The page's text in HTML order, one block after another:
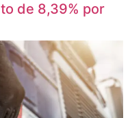
de 8,39% por